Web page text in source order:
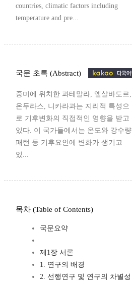
countries, climatic factors including
temperature and pre...
국문 초록 (Abstract)
중미에 위치한 과테말라, 엘살바도르,
온두라스, 니카라과는 지리적 특성으
로 기후변화의 직접적인 영향을 받고
있다. 이 국가들에서는 온도와 강수량
패턴 등 기후요인에 변화가 생기고
있...
목차 (Table of Contents)
국문요약
제1장 서론
1. 연구의 배경
2. 선행연구 및 연구의 차별성